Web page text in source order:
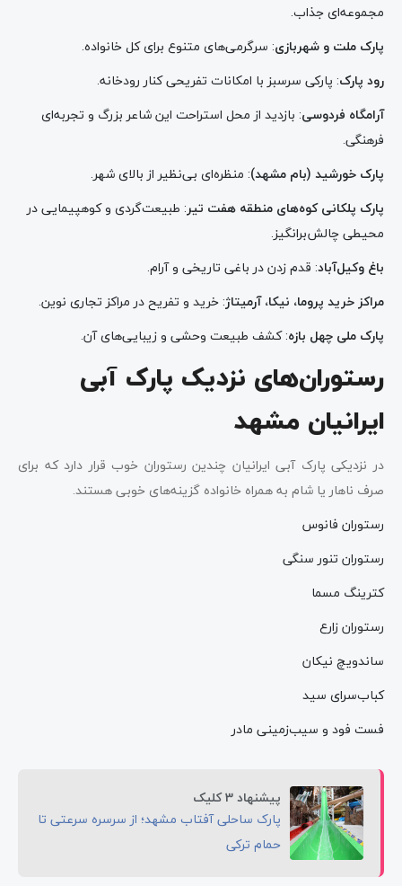
مجموعه‌ای جذاب.
پارک ملت و شهربازی: سرگرمی‌های متنوع برای کل خانواده.
رود پارک: پارکی سرسبز با امکانات تفریحی کنار رودخانه.
آرامگاه فردوسی: بازدید از محل استراحت این شاعر بزرگ و تجربه‌ای
فرهنگی.
پارک خورشید (بام مشهد): منظره‌ای بی‌نظیر از بالای شهر.
پارک پلکانی کوه‌های منطقه هفت تیر: طبیعت‌گردی و کوهپیمایی در
محیطی چالش‌برانگیز.
باغ وکیل‌آباد: قدم زدن در باغی تاریخی و آرام.
مراکز خرید پروما، نیکا، آرمیتاژ: خرید و تفریح در مراکز تجاری نوین.
پارک ملی چهل بازه: کشف طبیعت وحشی و زیبایی‌های آن.
رستوران‌های نزدیک پارک آبی
ایرانیان مشهد
در نزدیکی پارک آبی ایرانیان چندین رستوران خوب قرار دارد که برای
صرف ناهار یا شام به همراه خانواده گزینه‌های خوبی هستند.
رستوران فانوس
رستوران تنور سنگی
کترینگ مسما
رستوران زارع
ساندویچ نیکان
کباب‌سرای سید
فست فود و سیب‌زمینی مادر
پیشنهاد 3 کلیک
پارک ساحلی آفتاب مشهد؛ از سرسره سرعتی تا
حمام ترکی